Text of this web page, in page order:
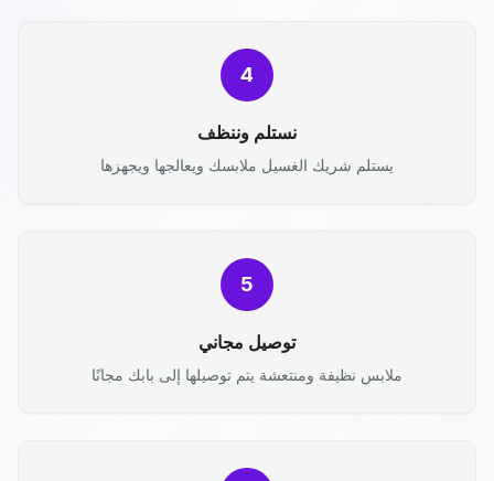
4
نستلم وننظف
يستلم شريك الغسيل ملابسك ويعالجها ويجهزها
5
توصيل مجاني
ملابس نظيفة ومنتعشة يتم توصيلها إلى بابك مجانًا